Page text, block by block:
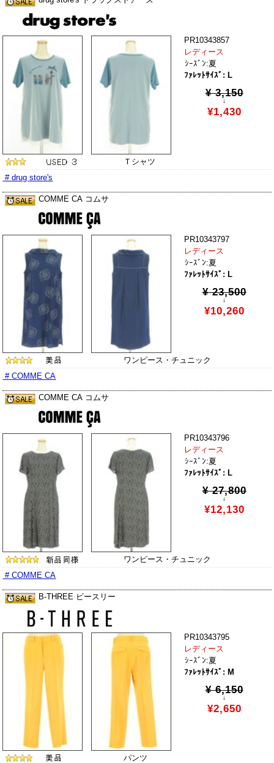
PR10343857
レディース
ｼｰｽﾞﾝ:夏
ﾌｧﾚｯﾄｻｲｽﾞ: L
¥ 3,150
↓
¥1,430
Ｔシャツ
# drug store's
COMME CA コムサ
PR10343797
レディース
ｼｰｽﾞﾝ:夏
ﾌｧﾚｯﾄｻｲｽﾞ: L
¥ 23,500
↓
¥10,260
ワンピース・チュニック
# COMME CA
COMME CA コムサ
PR10343796
レディース
ｼｰｽﾞﾝ:夏
ﾌｧﾚｯﾄｻｲｽﾞ: L
¥ 27,800
↓
¥12,130
ワンピース・チュニック
# COMME CA
B-THREE ビースリー
PR10343795
レディース
ｼｰｽﾞﾝ:夏
ﾌｧﾚｯﾄｻｲｽﾞ: M
¥ 6,150
↓
¥2,650
パンツ